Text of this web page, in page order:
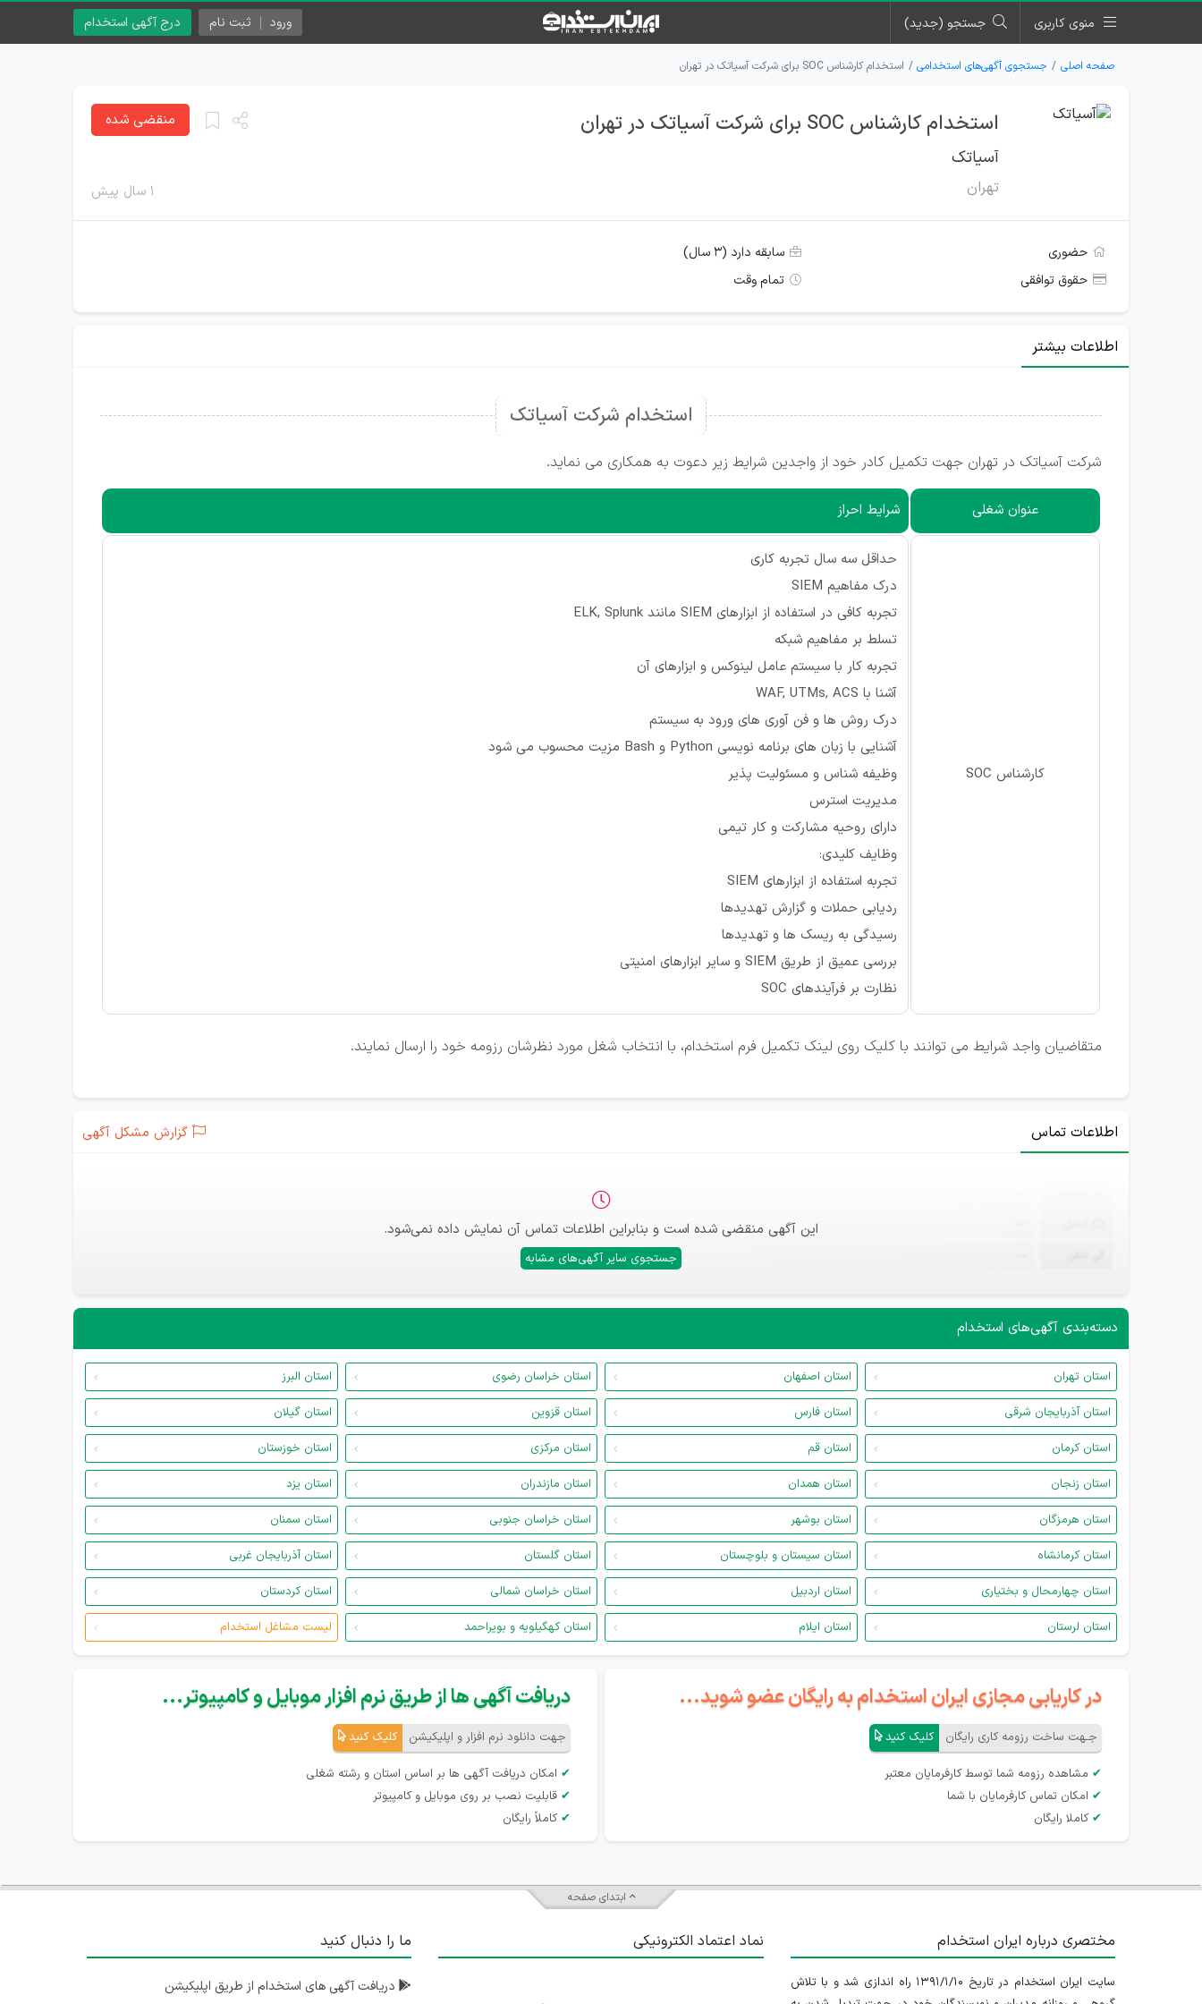
منوی کاربری جستجو (جدید) درج آگهی استخدام ورود ثبت نام
صفحه اصلی جستجوی آگهی‌های استخدامی استخدام کارشناس SOC برای شرکت آسیاتک در تهران
استخدام کارشناس SOC برای شرکت آسیاتک در تهران
آسیاتک
تهران ۱ سال پیش
منقضی شده
حضوری
سابقه دارد (۳ سال)
حقوق توافقی
تمام وقت
اطلاعات بیشتر
استخدام شرکت آسیاتک
شرکت آسیاتک در تهران جهت تکمیل کادر خود از واجدین شرایط زیر دعوت به همکاری می نماید.
عنوان شغلی شرایط احراز
کارشناس SOC
حداقل سه سال تجربه کاری
درک مفاهیم SIEM
تجربه کافی در استفاده از ابزارهای SIEM مانند ELK, Splunk
تسلط بر مفاهیم شبکه
تجربه کار با سیستم عامل لینوکس و ابزارهای آن
آشنا با WAF, UTMs, ACS
درک روش ها و فن آوری های ورود به سیستم
آشنایی با زبان های برنامه نویسی Python و Bash مزیت محسوب می شود
وظیفه شناس و مسئولیت پذیر
مدیریت استرس
دارای روحیه مشارکت و کار تیمی
وظایف کلیدی:
تجربه استفاده از ابزارهای SIEM
ردیابی حملات و گزارش تهدیدها
رسیدگی به ریسک ها و تهدیدها
بررسی عمیق از طریق SIEM و سایر ابزارهای امنیتی
نظارت بر فرآیندهای SOC
متقاضیان واجد شرایط می توانند با کلیک روی لینک تکمیل فرم استخدام، با انتخاب شغل مورد نظرشان رزومه خود را ارسال نمایند.
اطلاعات تماس گزارش مشکل آگهی
این آگهی منقضی شده است و بنابراین اطلاعات تماس آن نمایش داده نمی‌شود.
جستجوی سایر آگهی‌های مشابه
دسته‌بندی آگهی‌های استخدام
استان تهران استان اصفهان استان خراسان رضوی
استان البرز
استان آذربایجان شرقی
استان فارس استان قزوین
استان گیلان
استان کرمان
استان قم استان مرکزی
استان خوزستان
استان زنجان
استان همدان استان مازندران
استان یزد
استان هرمزگان
استان بوشهر استان خراسان جنوبی
استان سمنان
استان کرمانشاه
استان سیستان و بلوچستان استان گلستان
استان آذربایجان غربی
استان چهارمحال و بختیاری
استان اردبیل استان خراسان شمالی
استان کردستان
استان لرستان
استان ایلام استان کهگیلویه و بویراحمد لیست مشاغل استخدام
در کاریابی مجازی ایران استخدام به رایگان عضو شوید...
جـهت ساخت رزومه کاری رایگان کلیک کنید
✔ مشاهده رزومه شما توسط کارفرمایان معتبر
✔ امکان تماس کارفرمایان با شما
✔ کاملا رایگان
دریافت آگهی ها از طریق نرم افزار موبایل و کامپیوتر...
جهت دانلود نرم افزار و اپلیکیشن کلیک کنید
✔ امکان دریافت آگهی ها بر اساس استان و رشته شغلی
✔ قابلیت نصب بر روی موبایل و کامپیوتر
✔ کاملاً رایگان
ابتدای صفحه
مختصری درباره ایران استخدام
سایت ایران استخدام در تاریخ ۱۳۹۱/۱/۱۰ راه اندازی شد و با تلاش
نماد اعتماد الکترونیکی ما را دنبال کنید
دریافت آگهی های استخدام از طریق اپلیکیشن